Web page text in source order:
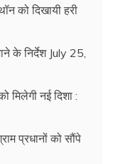
को दिखायी हरी
के निर्देश July 25,
मिलेगी नई दिशा :
प्रधानों को सौंपे